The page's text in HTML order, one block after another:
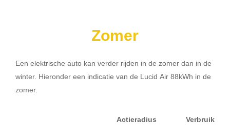
Zomer
Een elektrische auto kan verder rijden in de zomer dan in de
winter. Hieronder een indicatie van de Lucid Air 88kWh in de
zomer.
Actieradius Verbruik